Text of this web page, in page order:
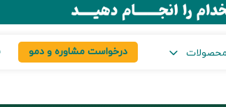
محصولات درخواست مشاوره و دمو